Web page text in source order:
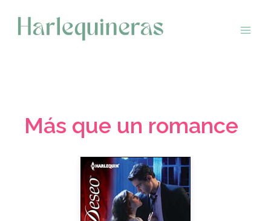
contenido
Más que un romance